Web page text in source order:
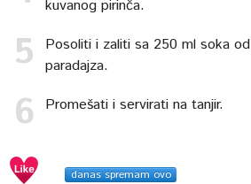
kuvanog pirinča.
Posoliti i zaliti sa 250 ml soka od
paradajza.
Promešati i servirati na tanjir.
danas spremam ovo